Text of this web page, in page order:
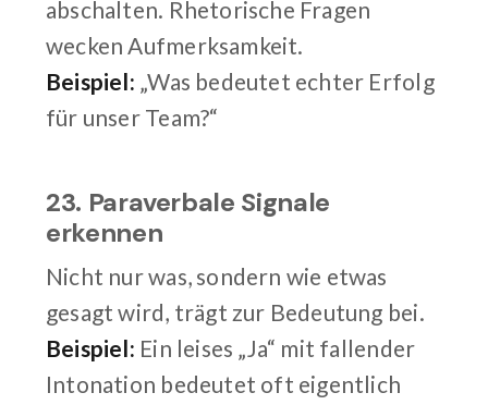
abschalten. Rhetorische Fragen
wecken Aufmerksamkeit.
Beispiel: „Was bedeutet echter Erfolg
für unser Team?“
23. Paraverbale Signale
erkennen
Nicht nur was, sondern wie etwas
gesagt wird, trägt zur Bedeutung bei.
Beispiel: Ein leises „Ja“ mit fallender
Intonation bedeutet oft eigentlich